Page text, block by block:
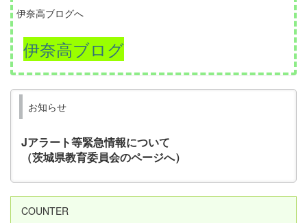
伊奈高ブログへ
伊奈高ブログ
お知らせ
Jアラート等緊急情報について
（茨城県教育委員会のページへ）
COUNTER